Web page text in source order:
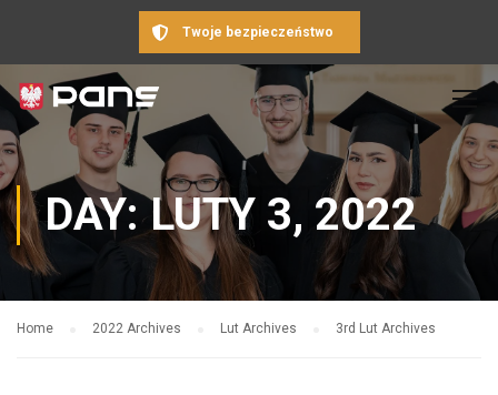
Twoje bezpieczeństwo
DAY: LUTY 3, 2022
Home 2022 Archives Lut Archives 3rd Lut Archives